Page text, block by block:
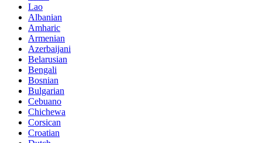
Lao
Albanian
Amharic
Armenian
Azerbaijani
Belarusian
Bengali
Bosnian
Bulgarian
Cebuano
Chichewa
Corsican
Croatian